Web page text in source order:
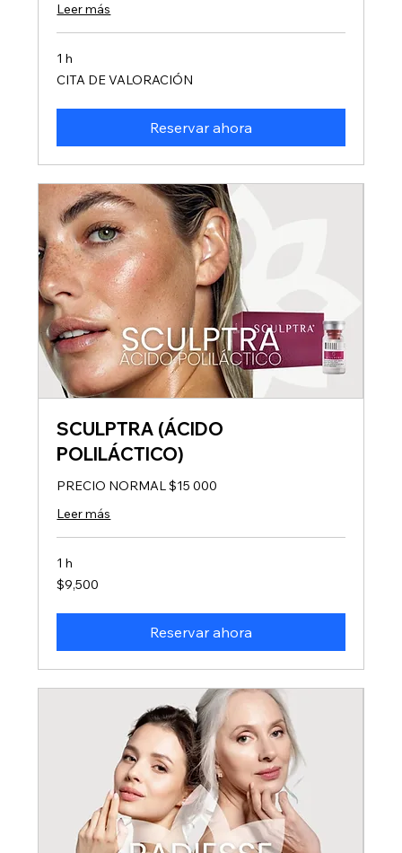
Leer más
1 h
CITA
DE
CITA DE VALORACIÓN
Reservar ahora
SCULPTRA (ÁCIDO
POLILÁCTICO)
PRECIO NORMAL $15 000
Leer más
1 h
9,500
pesos
$9,500
Reservar ahora